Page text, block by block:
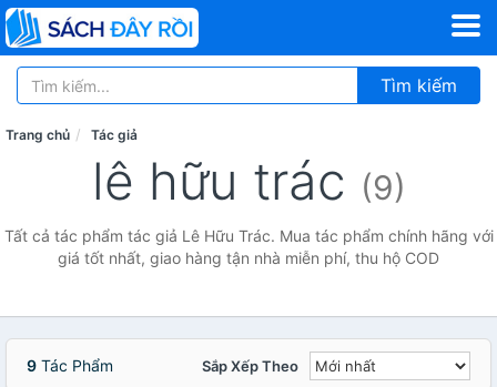
Tìm kiếm
Trang chủ Tác giả
lê hữu trác (9)
Tất cả tác phẩm tác giả Lê Hữu Trác. Mua tác phẩm chính hãng với
giá tốt nhất, giao hàng tận nhà miễn phí, thu hộ COD
9 Tác Phẩm Sắp Xếp Theo